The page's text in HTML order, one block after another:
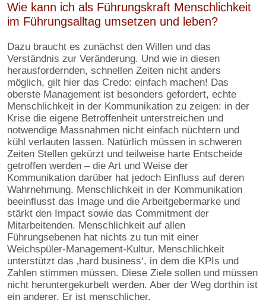
Wie kann ich als Führungskraft Menschlichkeit
im Führungsalltag umsetzen und leben?
Dazu braucht es zunächst den Willen und das
Verständnis zur Veränderung. Und wie in diesen
herausfordernden, schnellen Zeiten nicht anders
möglich, gilt hier das Credo: einfach machen! Das
oberste Management ist besonders gefordert, echte
Menschlichkeit in der Kommunikation zu zeigen: in der
Krise die eigene Betroffenheit unterstreichen und
notwendige Massnahmen nicht einfach nüchtern und
kühl verlauten lassen. Natürlich müssen in schweren
Zeiten Stellen gekürzt und teilweise harte Entscheide
getroffen werden – die Art und Weise der
Kommunikation darüber hat jedoch Einfluss auf deren
Wahrnehmung. Menschlichkeit in der Kommunikation
beeinflusst das Image und die Arbeitgebermarke und
stärkt den Impact sowie das Commitment der
Mitarbeitenden. Menschlichkeit auf allen
Führungsebenen hat nichts zu tun mit einer
Weichspüler-Management-Kultur. Menschlichkeit
unterstützt das ‚hard business‘, in dem die KPIs und
Zahlen stimmen müssen. Diese Ziele sollen und müssen
nicht heruntergekurbelt werden. Aber der Weg dorthin ist
ein anderer. Er ist menschlicher.